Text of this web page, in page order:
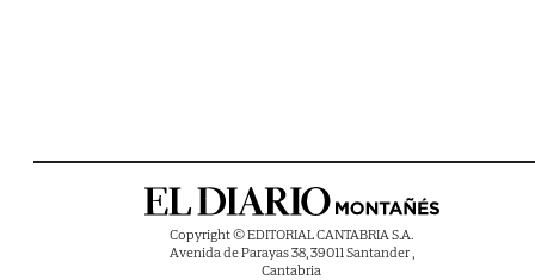
Copyright © EDITORIAL CANTABRIA S.A.
Avenida de Parayas 38, 39011 Santander ,
Cantabria